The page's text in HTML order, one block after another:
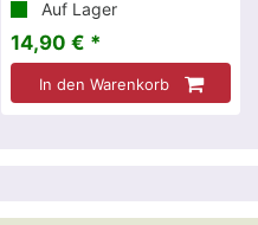
Auf Lager
14,90 € *
In den Warenkorb